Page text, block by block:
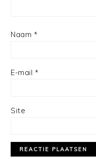
Naam *
E-mail *
Site